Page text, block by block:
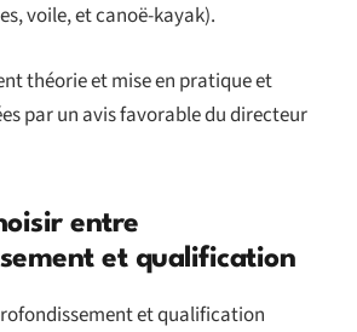
voile, et canoë-kayak).
théorie et mise en pratique et
par un avis favorable du directeur
entre
et qualification
et qualification